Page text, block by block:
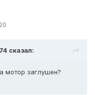
сказал:
мотор заглушен?